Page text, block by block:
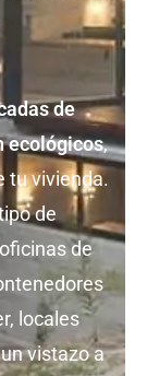
de
ecológicos,
tu vivienda.
de
de
locales
vistazo a